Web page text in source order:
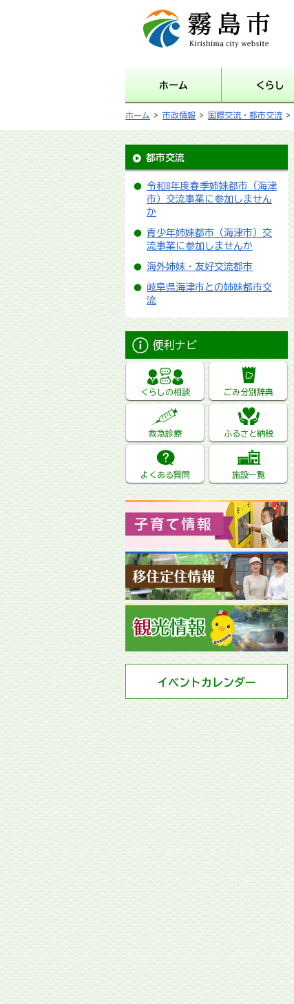
霧島市 Kirishima city
website
ホーム くらし
ホーム > 市政情報 > 国際交流・都市交流 >
都市交流
令和8年度春季姉妹都市（海津
市）交流事業に参加しません
か
青少年姉妹都市（海津市）交
流事業に参加しませんか
海外姉妹・友好交流都市
岐阜県海津市との姉妹都市交
流
便利ナビ
くらしの相談 ごみ分別辞典
救急診療 ふるさと納税
よくある質問 施設一覧
イベントカレンダー